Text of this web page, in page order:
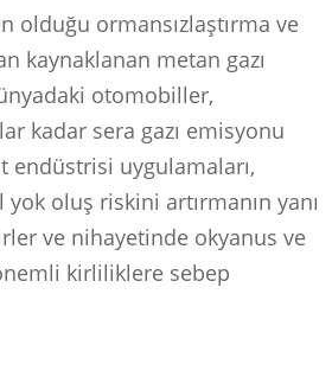
olduğu ormansızlaştırma ve
kaynaklanan metan gazı
otomobiller,
kadar sera gazı emisyonu
endüstrisi uygulamaları,
oluş riskini artırmanın yanı
ve nihayetinde okyanus ve
kirliliklere sebep